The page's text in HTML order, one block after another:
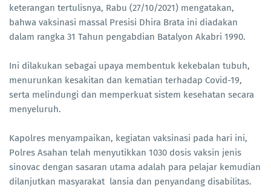
keterangan tertulisnya, Rabu (27/10/2021) mengatakan,
bahwa vaksinasi massal Presisi Dhira Brata ini diadakan
dalam rangka 31 Tahun pengabdian Batalyon Akabri 1990.
Ini dilakukan sebagai upaya membentuk kekebalan tubuh,
menurunkan kesakitan dan kematian terhadap Covid-19,
serta melindungi dan memperkuat sistem kesehatan secara
menyeluruh.
Kapolres menyampaikan, kegiatan vaksinasi pada hari ini,
Polres Asahan telah menyutikkan 1030 dosis vaksin jenis
sinovac dengan sasaran utama adalah para pelajar kemudian
dilanjutkan masyarakat lansia dan penyandang disabilitas.